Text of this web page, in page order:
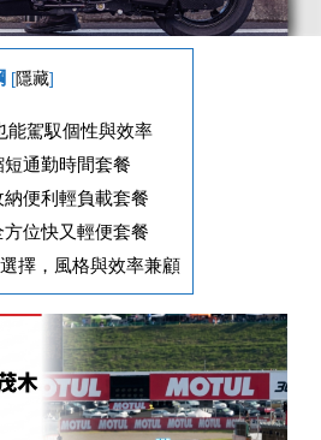
[隱藏]
能駕馭個性與效率
通勤時間套餐
便利輕負載套餐
位快又輕便套餐
擇，風格與效率兼顧